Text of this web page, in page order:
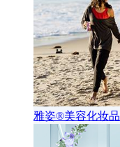
雅姿®美容化妆品